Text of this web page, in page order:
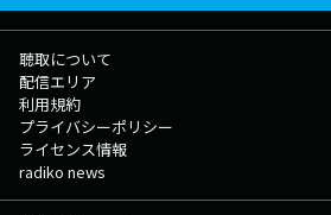
聴取について
配信エリア
利用規約
プライバシーポリシー
ライセンス情報
radiko news